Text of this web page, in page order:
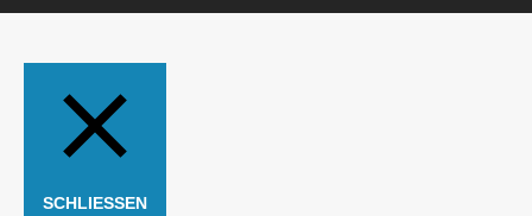
SCHLIESSEN